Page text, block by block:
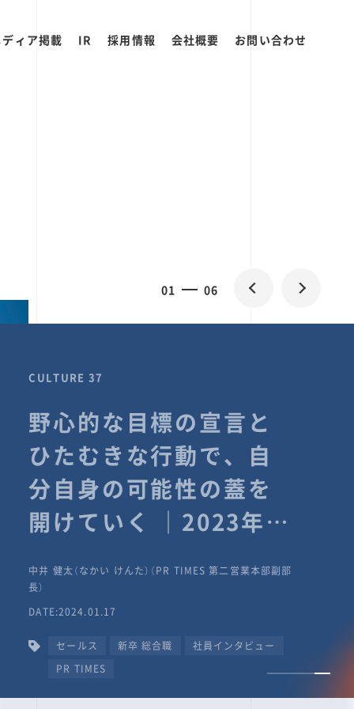
ィア掲載 IR 採用情報 会社概要 お問い合わせ
01 06
CULTURE 37
野心的な目標の宣言と
ひたむきな行動で、自
分自身の可能性の蓋を
開けていく ｜2023年度
タビュー #PR
TIMESな人たち
中井 健太（なかい けんた）（PR TIMES 第二営業本部副部
長）
DATE:2024.01.17
セールス 新卒 総合職
社員インタビュー
PR TIMES